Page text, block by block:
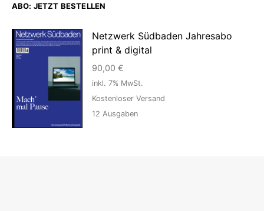
ABO: JETZT BESTELLEN
Netzwerk Südbaden Jahresabo
print & digital
90,00 €
inkl. 7% MwSt.
Kostenloser Versand
12 Ausgaben